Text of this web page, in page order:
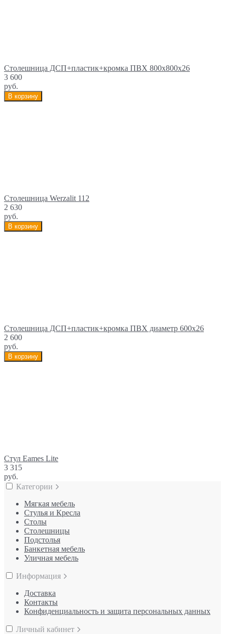
Столешница ДСП+пластик+кромка ПВХ 800х800х26
3 600
руб.
В корзину
Столешница Werzalit 112
2 630
руб.
В корзину
Столешница ДСП+пластик+кромка ПВХ диаметр 600х26
2 600
руб.
В корзину
Cтул Eames Lite
3 315
руб.
Категории
Мягкая мебель
Стулья и Кресла
Столы
Столешницы
Подстолья
Банкетная мебель
Уличная мебель
Информация
Доставка
Контакты
Конфиденциальность и защита персональных данных
Личный кабинет